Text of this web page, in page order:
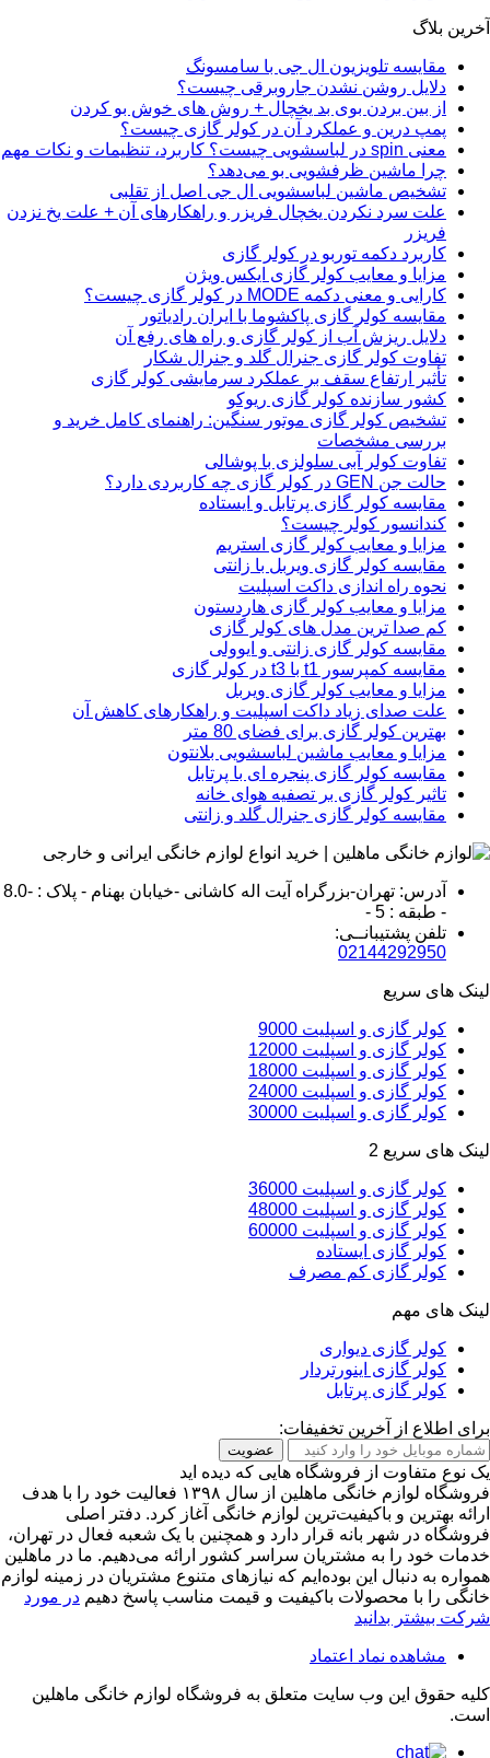
آخرین بلاگ
مقایسه تلویزیون ال جی با سامسونگ
دلایل روشن نشدن جاروبرقی چیست؟
از بین بردن بوی بد یخچال + روش های خوش بو کردن
پمپ درین و عملکرد آن در کولر گازی چیست؟
معنی spin در لباسشویی چیست؟ کاربرد، تنظیمات و نکات مهم
چرا ماشین ظرفشویی بو می‌دهد؟
تشخیص ماشین لباسشویی ال جی اصل از تقلبی
علت سرد نکردن یخچال فریزر و راهکارهای آن + علت یخ نزدن
فریزر
کاربرد دکمه توربو در کولر گازی
مزایا و معایب کولر گازی ایکس ویژن
کارایی و معنی دکمه MODE در کولر گازی چیست؟
مقایسه کولر گازی پاکشوما با ایران رادیاتور
دلایل ریزش آب از کولر گازی و راه های رفع آن
تفاوت کولر گازی جنرال گلد و جنرال شکار
تأثیر ارتفاع سقف بر عملکرد سرمایشی کولر گازی
کشور سازنده کولر گازی ریوکو
تشخیص کولر گازی موتور سنگین: راهنمای کامل خرید و
بررسی مشخصات
تفاوت کولر آبی سلولزی با پوشالی
حالت جن GEN در کولر گازی چه کاربردی دارد؟
مقایسه کولر گازی پرتابل و ایستاده
کندانسور کولر چیست؟
مزایا و معایب کولر گازی استریم
مقایسه کولر گازی ویربل با زانتی
نحوه راه اندازی داکت اسپلیت
مزایا و معایب کولر گازی هاردستون
کم صدا ترین مدل های کولر گازی
مقایسه کولر گازی زانتی و ایوولی
مقایسه کمپرسور t1 با t3 در کولر گازی
مزایا و معایب کولر گازی ویربل
علت صدای زیاد داکت اسپلیت و راهکارهای کاهش آن
بهترین کولر گازی برای فضای 80 متر
مزایا و معایب ماشین لباسشویی بلانتون
مقایسه کولر گازی پنجره ای با پرتابل
تاثیر کولر گازی بر تصفیه هوای خانه
مقایسه کولر گازی جنرال گلد و زانتی
آدرس: تهران-بزرگراه آیت اله کاشانی -خیابان بهنام - پلاک : -8.0
- طبقه : 5 -
تلفن پشتیبانــی:
02144292950
لینک های سریع
کولر گازی و اسپلیت 9000
کولر گازی و اسپلیت 12000
کولر گازی و اسپلیت 18000
کولر گازی و اسپلیت 24000
کولر گازی و اسپلیت 30000
لینک های سریع 2
کولر گازی و اسپلیت 36000
کولر گازی و اسپلیت 48000
کولر گازی و اسپلیت 60000
کولر گازی ایستاده
کولر گازی کم مصرف
لینک های مهم
کولر گازی دیواری
کولر گازی اینورتردار
کولر گازی پرتابل
برای اطلاع از آخرین تخفیفات:
عضویت
یک نوع متفاوت از فروشگاه هایی که دیده اید
فروشگاه لوازم خانگی ماهلین از سال ۱۳۹۸ فعالیت خود را با هدف
ارائه بهترین و باکیفیت‌ترین لوازم خانگی آغاز کرد. دفتر اصلی
فروشگاه در شهر بانه قرار دارد و همچنین با یک شعبه فعال در تهران،
خدمات خود را به مشتریان سراسر کشور ارائه می‌دهیم. ما در ماهلین
همواره به دنبال این بوده‌ایم که نیازهای متنوع مشتریان در زمینه لوازم
خانگی را با محصولات باکیفیت و قیمت مناسب پاسخ دهیم در مورد
شرکت بیشتر بدانید
مشاهده نماد اعتماد
کلیه حقوق این وب سایت متعلق به فروشگاه لوازم خانگی ماهلین
است.